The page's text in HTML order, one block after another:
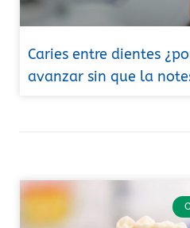
Caries entre dientes
avanzar sin que la